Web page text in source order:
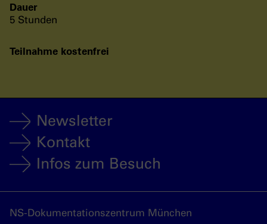
Dauer
5 Stunden
Teilnahme kostenfrei
Newsletter
Kontakt
Infos zum Besuch
NS-Dokumentationszentrum München